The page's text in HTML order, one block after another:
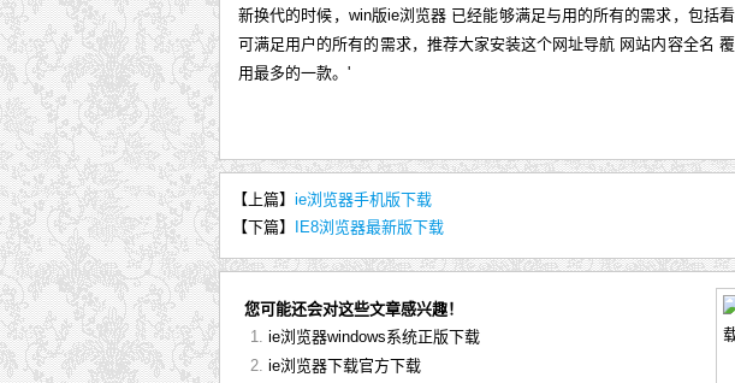
新换代的时候，win版ie浏览器 已经能够满足与用的所有的需求，包括
可满足用户的所有的需求，推荐大家安装这个网址导航 网站内容全名
用最多的一款。'
【上篇】 ie浏览器手机版下载
【下篇】
IE8浏览器最新版下载
您可能还会对这些文章感兴趣！
ie浏览器windows系统正版下载
ie浏览器下载官方下载